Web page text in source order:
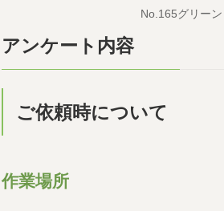
No.165グリー
アンケート内容
ご依頼時について
作業場所